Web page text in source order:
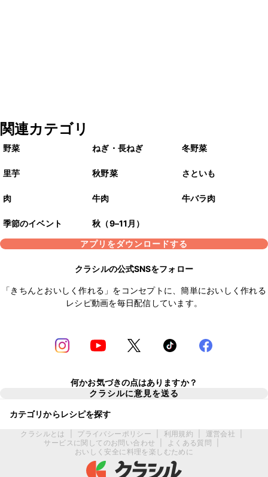
関連カテゴリ
野菜 ねぎ・長ねぎ 冬野菜
里芋 秋野菜 さといも
肉 牛肉 牛バラ肉
季節のイベント
秋（9–11月）
アプリをダウンロードする
クラシルの公式SNSをフォロー
「きちんとおいしく作れる」をコンセプトに、簡単においしく作れる
レシピ動画を毎日配信しています。
何かお気づきの点はありますか？
クラシルに意見を送る
カテゴリからレシピを探す
クラシルとは プライバシーポリシー 利用規約 運営会社
サービスに関してのお問い合わせ
よくある質問
おいしく安全に料理を楽しむために